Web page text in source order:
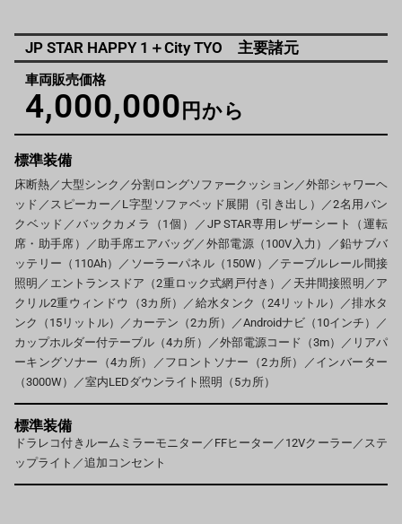
JP STAR HAPPY 1＋City TYO 主要諸元
車両販売価格
4,000,000 円から
標準装備
床断熱／大型シンク／分割ロングソファークッション／外部シャワーヘ
ッド／スピーカー／L字型ソファベッド展開（引き出し）／2名用バン
クベッド／バックカメラ（1個）／JP STAR専用レザーシート（運転
席・助手席）／助手席エアバッグ／外部電源（100V入力）／鉛サブバ
ッテリー（110Ah）／ソーラーパネル（150W）／テーブルレール間接
照明／エントランスドア（2重ロック式網戸付き）／天井間接照明／ア
クリル2重ウィンドウ（3カ所）／給水タンク（24リットル）／排水タ
ンク（15リットル）／カーテン（2カ所）／Androidナビ（10インチ）／
カップホルダー付テーブル（4カ所）／外部電源コード（3m）／リアパ
ーキングソナー（4カ所）／フロントソナー（2カ所）／インバーター
（3000W）／室内LEDダウンライト照明（5カ所）
標準装備
ドラレコ付きルームミラーモニター／FFヒーター／12Vクーラー／ステ
ップライト／追加コンセント